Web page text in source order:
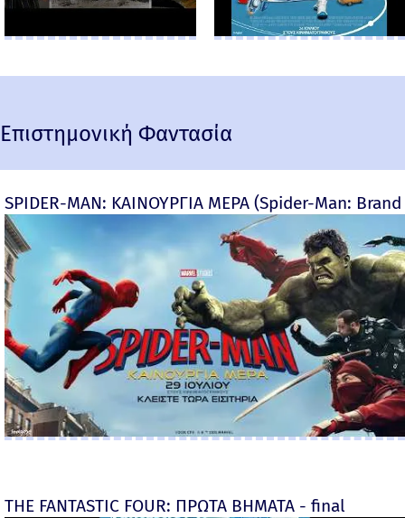
Επιστημονική Φαντασία
SPIDER-MAN: ΚΑΙΝΟΥΡΓΙΑ ΜΕΡΑ (Spider-Man:
THE FANTASTIC FOUR: ΠΡΩΤΑ ΒΗΜΑΤΑ - final